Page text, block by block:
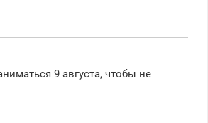
9 августа, чтобы не